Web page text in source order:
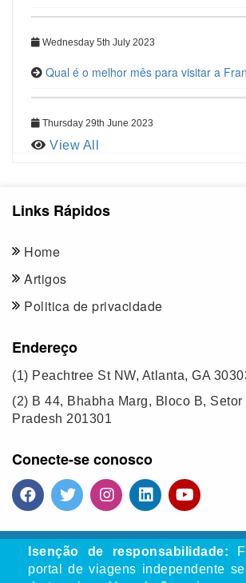
Wednesday 5th July 2023
Qual é o melhor mês para visitar a
Thursday 29th June 2023
View All
Links Rápidos
Home
Artigos
Politica de privacidade
Endereço
(1) Peachtree St NW, Atlanta, GA
(2) B 44, Bhabha Marg, Bloco B,
Pradesh 201301
Conecte-se conosco
Isenção de responsabilidade:
portal de viagens independente